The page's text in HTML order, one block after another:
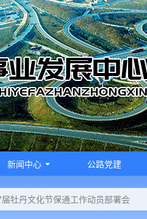
新闻中心 公路党建
牡丹文化节保通工作动员部署会